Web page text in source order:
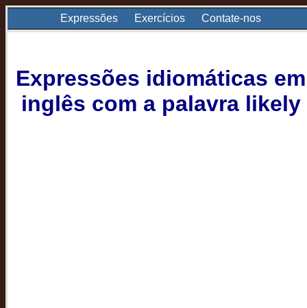
Expressões Exercícios Contate-nos
Expressões idiomáticas em
inglês com a palavra likely